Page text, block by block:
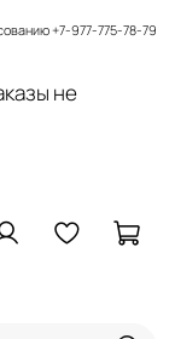
+7-977-775-78-79
не